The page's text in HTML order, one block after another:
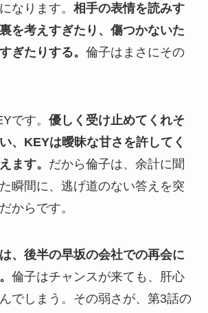
なります。 相手の表情を読みす
を考えすぎたり、傷つかないた
ぎたりする。 倫子はまさにその
です。 優しく受け止めてくれそ
、KEYは曖昧な甘さを許してく
ます。 だから倫子は、余計に聞
瞬間に、逃げ道のない答えを突
からです。
、後半の早坂の会社での再会に
倫子はチャンスが来ても、肝心
でしまう。その弱さが、第3話の